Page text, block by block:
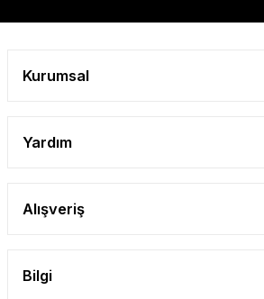
Kurumsal
Yardım
Alışveriş
Bilgi